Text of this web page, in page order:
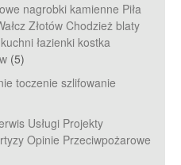
nagrobki kamienne Piła
Złotów Chodzież blaty
łazienki kostka
(5)
toczenie szlifowanie
Usługi Projekty
Opinie Przeciwpożarowe